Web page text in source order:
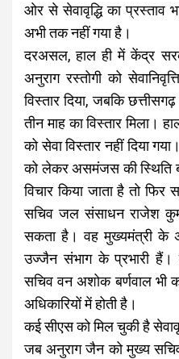
ओर से सेवावृद्धि का प्रस्ताव
अभी तक नहीं गया है।
दरअसल, हाल ही में केंद्र
अनुराग रस्तोगी को
विस्तार दिया, जबकि
तीन माह का विस्तार मिला।
को सेवा विस्तार नहीं दिया
को लेकर असमंजस की स्थिति
विचार किया जाता है तो
सचिव जल संसाधन राजेश
सकता है। वह मुख्यमंत्री के
उज्जैन संभाग के प्रभारी
सचिव वन अशोक बर्णवाल भी
अधिकारियों में होती है।
कई सीएस को मिल चुकी है
जब अनुराग जैन को मुख्य सचिव